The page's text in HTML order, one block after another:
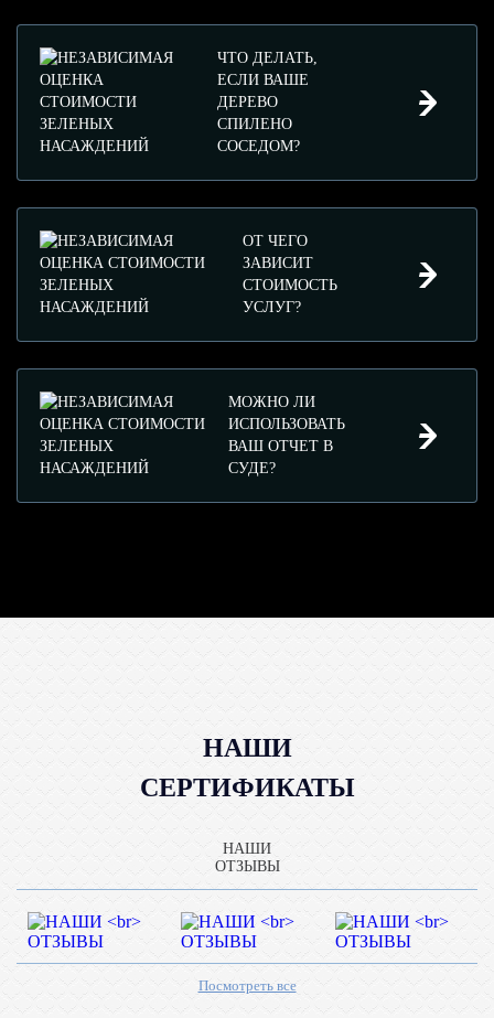
ЧТО ДЕЛАТЬ,
ЕСЛИ ВАШЕ
ДЕРЕВО
СПИЛЕНО
СОСЕДОМ?
ОТ ЧЕГО
ЗАВИСИТ
СТОИМОСТЬ
УСЛУГ?
МОЖНО ЛИ
ИСПОЛЬЗОВАТЬ
ВАШ ОТЧЕТ В
СУДЕ?
НАШИ
СЕРТИФИКАТЫ
НАШИ
ОТЗЫВЫ
Посмотреть все